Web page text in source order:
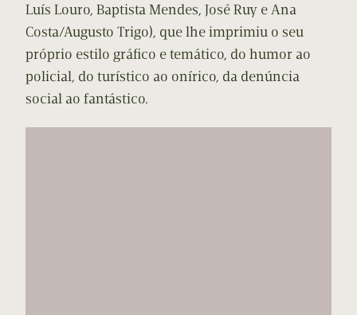
Luís Louro, Baptista Mendes, José Ruy e Ana
Costa/Augusto Trigo), que lhe imprimiu o seu
próprio estilo gráfico e temático, do humor ao
policial, do turístico ao onírico, da denúncia
social ao fantástico.